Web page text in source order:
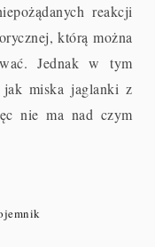
reakcji
którą można
Jednak w tym
miska jaglanki z
nie ma nad czym